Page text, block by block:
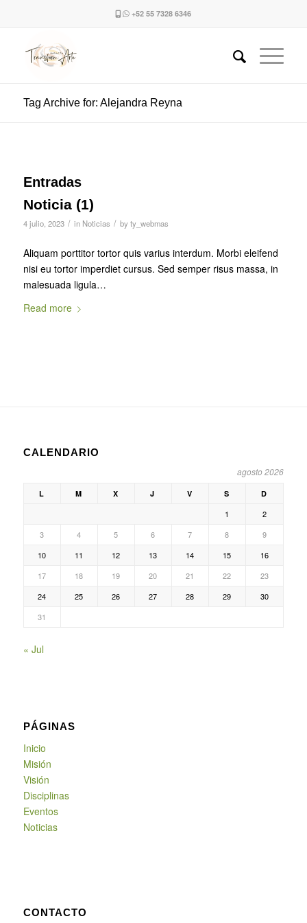
+52 55 7328 6346
Tag Archive for: Alejandra Reyna
Entradas
Noticia (1)
4 julio, 2023 / in Noticias / byty_webmas
Aliquam porttitor tortor quis varius interdum. Morbi eleifend
nisi eu tortor imperdiet cursus. Sed semper risus massa, in
malesuada ligula…
Read more
CALENDARIO
agosto 2026
L M X J V S D
1
2
3
4 5 6 7 8
9
10
11 12 13 14 15
16
17
18 19 20 21 22
23
24
25 26 27 28 29
30
31
« Jul
PÁGINAS
Inicio
Misión
Visión
Disciplinas
Eventos
Noticias
CONTACTO